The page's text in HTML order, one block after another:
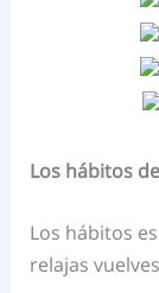
Los hábitos
Los hábitos
relajas